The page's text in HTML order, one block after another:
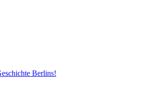
Berlins!